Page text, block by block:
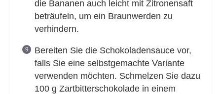
die Bananen auch leicht mit Zitronensaft
beträufeln, um ein Braunwerden zu
verhindern.
Bereiten Sie die Schokoladensauce vor,
falls Sie eine selbstgemachte Variante
verwenden möchten. Schmelzen Sie dazu
100 g Zartbitterschokolade in einem